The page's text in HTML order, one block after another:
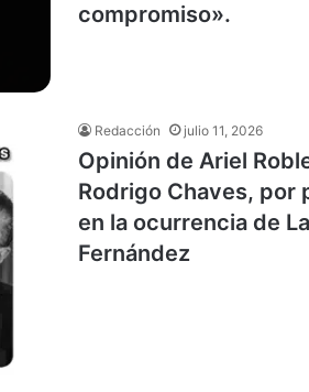
compromiso».
Redacción julio 11, 2026
Opinión de Ariel
Rodrigo Chaves, por
en la ocurrencia de
Fernández